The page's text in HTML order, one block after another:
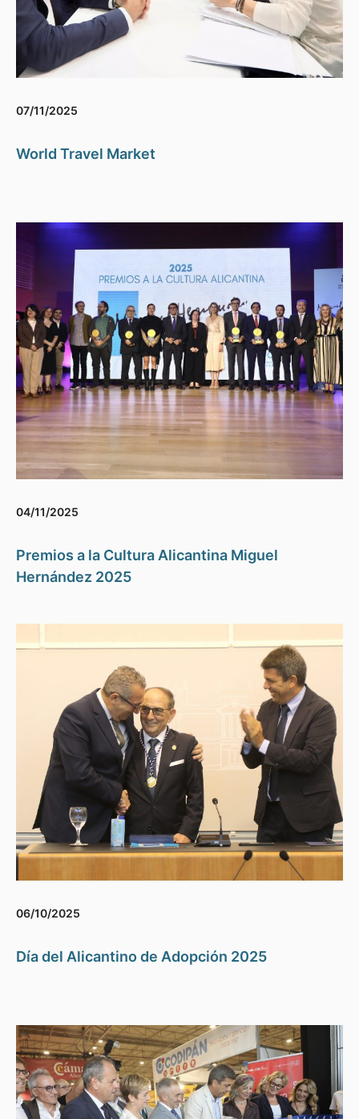
07/11/2025
World Travel Market
04/11/2025
Premios a la Cultura Alicantina Miguel
Hernández 2025
06/10/2025
Día del Alicantino de Adopción 2025